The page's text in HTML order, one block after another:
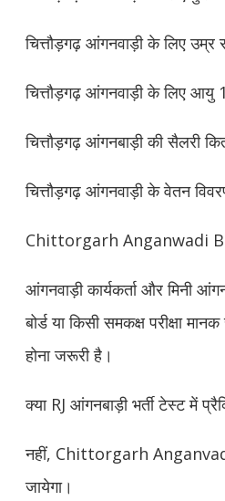
चित्तौड़गढ़ आंगनवाड़ी के लिए उम्र
चित्तौड़गढ़ आंगनवाड़ी के लिए आयु
चित्तौड़गढ़ आंगनबाड़ी की सैलरी
चित्तौड़गढ़ आंगनवाड़ी के वेतन
Chittorgarh Anganwadi
आंगनवाड़ी कार्यकर्ता और मिनी
बोर्ड या किसी समकक्ष परीक्षा
होना जरूरी है।
क्या RJ आंगनबाड़ी भर्ती टेस्ट में
नहीं, Chittorgarh Anganvadi
जायेगा।